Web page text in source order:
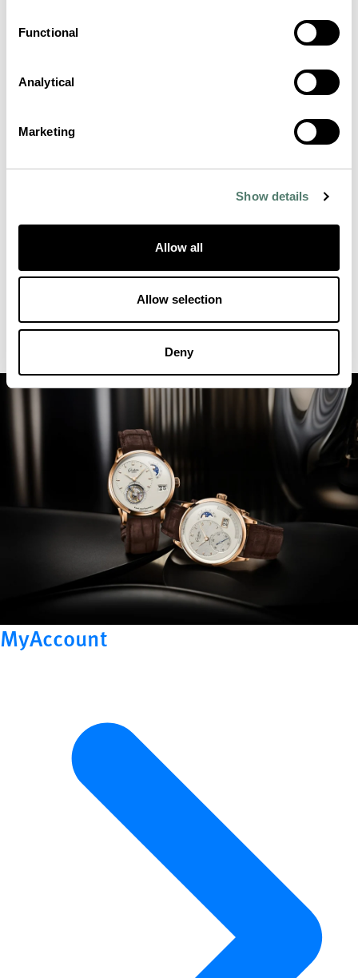
Functional
Analytical
Marketing
Show details
Allow all
Allow selection
Deny
MyAccount